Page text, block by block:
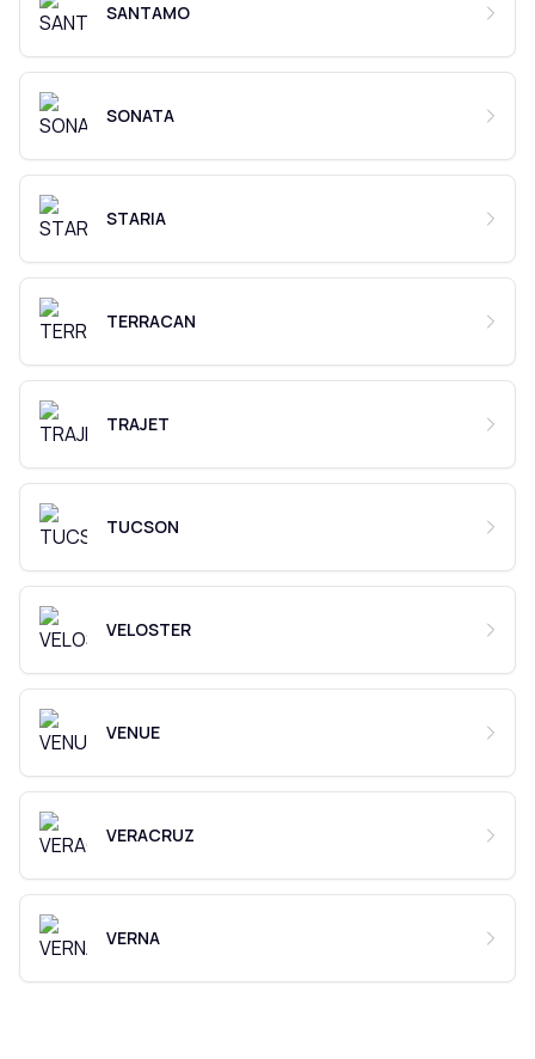
SANTAMO
SONATA
STARIA
TERRACAN
TRAJET
TUCSON
VELOSTER
VENUE
VERACRUZ
VERNA